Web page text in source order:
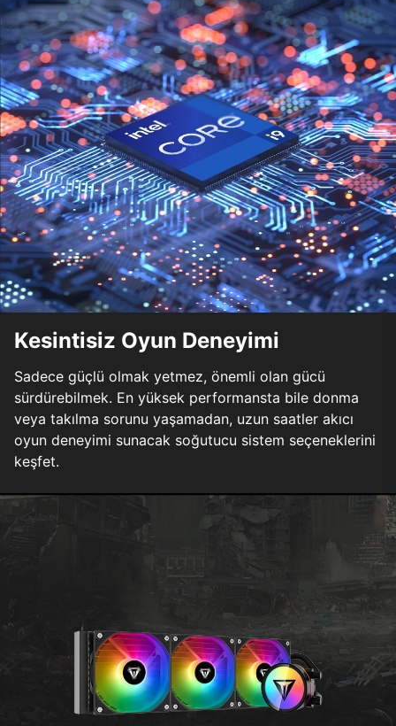
Kesintisiz Oyun Deneyimi
Sadece güçlü olmak yetmez, önemli olan gücü
sürdürebilmek. En yüksek performansta bile donma
veya takılma sorunu yaşamadan, uzun saatler akıcı
oyun deneyimi sunacak soğutucu sistem seçeneklerini
keşfet.